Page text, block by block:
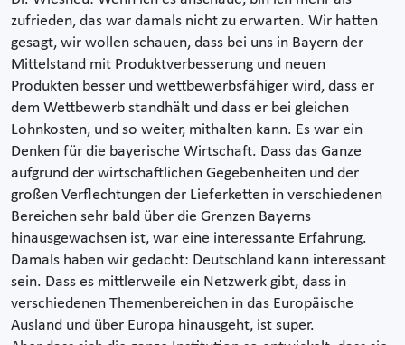
zufrieden, das war damals nicht zu erwarten. Wir hatten
gesagt, wir wollen schauen, dass bei uns in Bayern der
Mittelstand mit Produktverbesserung und neuen
Produkten besser und wettbewerbsfähiger wird, dass er
dem Wettbewerb standhält und dass er bei gleichen
Lohnkosten, und so weiter, mithalten kann. Es war ein
Denken für die bayerische Wirtschaft. Dass das Ganze
aufgrund der wirtschaftlichen Gegebenheiten und der
großen Verflechtungen der Lieferketten in verschiedenen
Bereichen sehr bald über die Grenzen Bayerns
hinausgewachsen ist, war eine interessante Erfahrung.
Damals haben wir gedacht: Deutschland kann interessant
sein. Dass es mittlerweile ein Netzwerk gibt, dass in
verschiedenen Themenbereichen in das Europäische
Ausland und über Europa hinausgeht, ist super.